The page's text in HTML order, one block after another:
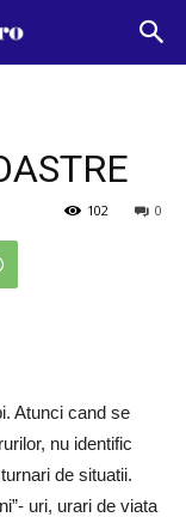
0
102
Atunci cand se
nu identific
de situatii.
uri, urari de viata